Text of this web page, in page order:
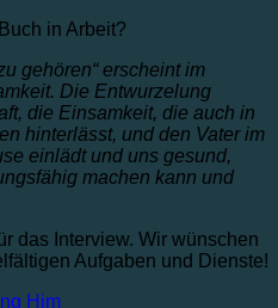
in Arbeit?
gehören“ erscheint im
Die Entwurzelung
die Einsamkeit, die auch in
hinterlässt, und den Vater im
einlädt und uns gesund,
machen kann und
das Interview. Wir wünschen
Aufgaben und Dienste!